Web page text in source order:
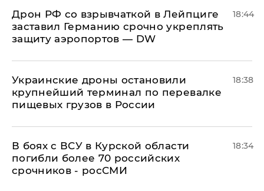
​Дрон РФ со взрывчаткой в Лейпциге
заставил Германию срочно укреплять
защиту аэропортов — DW
18:44
Украинские дроны остановили
крупнейший терминал по перевалке
пищевых грузов в России
18:38
В боях с ВСУ в Курской области
погибли более 70 российских
срочников - росСМИ
18:34